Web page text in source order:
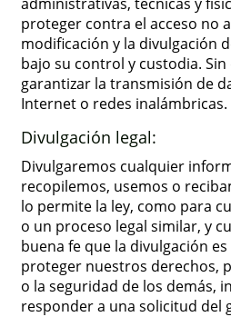
proteger contra el acceso no
modificación y la divulgación
bajo su control y custodia.
garantizar la transmisión de
Internet o redes inalámbricas.
Divulgación legal:
Divulgaremos cualquier
recopilemos, usemos o
lo permite la ley, como para
o un proceso legal similar, y
buena fe que la divulgación
proteger nuestros derechos,
o la seguridad de los demás,
responder a una solicitud del